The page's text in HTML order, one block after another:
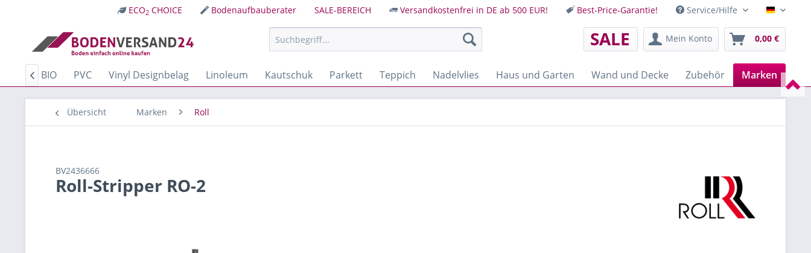
ECO2 CHOICE Bodenaufbauberater SALE-BEREICH Versandkostenfrei in DE ab 500 EUR! Best-Price-Garantie! Service/Hilfe Deutsch
SALE Mein Konto 0,00 €
BIO PVC Vinyl Designbelag Linoleum Kautschuk Parkett Teppich Nadelvlies Haus und Garten Wand und Decke Zubehör Marken

Übersicht Marken Roll
BV2436666
Roll-Stripper RO-2